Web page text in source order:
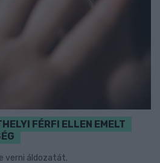
FÉRFI ELLEN EMELT
verni áldozatát.